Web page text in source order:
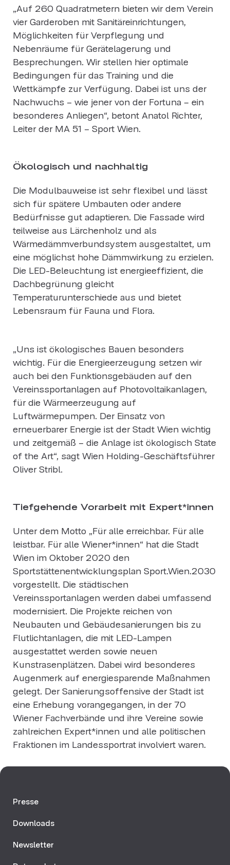
„Auf 260 Quadratmetern bieten wir dem Verein
vier Garderoben mit Sanitäreinrichtungen,
Möglichkeiten für Verpflegung und
Nebenräume für Gerätelagerung und
Besprechungen. Wir stellen hier optimale
Bedingungen für das Training und die
Wettkämpfe zur Verfügung. Dabei ist uns der
Nachwuchs – wie jener von der Fortuna – ein
besonderes Anliegen“, betont Anatol Richter,
Leiter der MA 51 – Sport Wien.
Ökologisch und nachhaltig
Die Modulbauweise ist sehr flexibel und lässt
sich für spätere Umbauten oder andere
Bedürfnisse gut adaptieren. Die Fassade wird
teilweise aus Lärchenholz und als
Wärmedämmverbundsystem ausgestaltet, um
eine möglichst hohe Dämmwirkung zu erzielen.
Die LED-Beleuchtung ist energieeffizient, die
Dachbegrünung gleicht
Temperaturunterschiede aus und bietet
Lebensraum für Fauna und Flora.
„Uns ist ökologisches Bauen besonders
wichtig. Für die Energieerzeugung setzen wir
auch bei den Funktionsgebäuden auf den
Vereinssportanlagen auf Photovoltaikanlagen,
für die Wärmeerzeugung auf
Luftwärmepumpen. Der Einsatz von
erneuerbarer Energie ist der Stadt Wien wichtig
und zeitgemäß – die Anlage ist ökologisch State
of the Art“, sagt Wien Holding-Geschäftsführer
Oliver Stribl.
Tiefgehende Vorarbeit mit Expert*innen
Unter dem Motto „Für alle erreichbar. Für alle
leistbar. Für alle Wiener*innen“ hat die Stadt
Wien im Oktober 2020 den
Sportstättenentwicklungsplan Sport.Wien.2030
vorgestellt. Die städtischen
Vereinssportanlagen werden dabei umfassend
modernisiert. Die Projekte reichen von
Neubauten und Gebäudesanierungen bis zu
Flutlichtanlagen, die mit LED-Lampen
ausgestattet werden sowie neuen
Kunstrasenplätzen. Dabei wird besonderes
Augenmerk auf energiesparende Maßnahmen
gelegt. Der Sanierungsoffensive der Stadt ist
eine Erhebung vorangegangen, in der 70
Wiener Fachverbände und ihre Vereine sowie
zahlreichen Expert*innen und alle politischen
Fraktionen im Landessportrat involviert waren.
Presse
Downloads
Newsletter